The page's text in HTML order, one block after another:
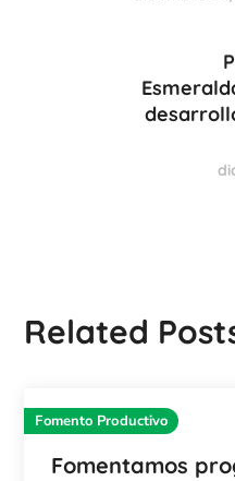
Related
Fomento Productivo
Fomentamos